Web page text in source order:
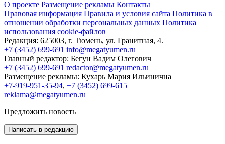
О проекте Размещение рекламы Контакты
Правовая информация Правила и условия сайта Политика в
отношении обработки персональных данных Политика
использования cookie-файлов
Редакция: 625003, г. Тюмень, ул. Гранитная, 4.
+7 (3452) 699-691 info@megatyumen.ru
Главный редактор: Бегун Вадим Олегович
+7 (3452) 699-691 redactor@megatyumen.ru
Размещение рекламы: Кухарь Мария Ильинична
+7-919-951-35-94, +7 (3452) 699-615
reklama@megatyumen.ru
Предложить новость
Написать в редакцию